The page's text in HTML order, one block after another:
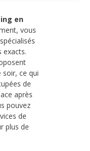
en
vous
exacts.
soir, ce qui
de
après
pouvez
de
plus de